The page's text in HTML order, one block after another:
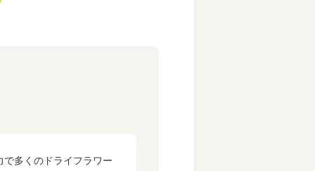
多くのドライフラワー